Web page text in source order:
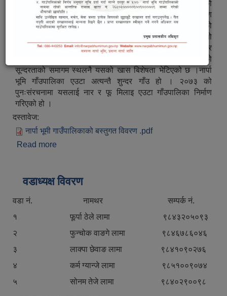
नार्पा भूमि गाँउपालिका एउटा अत्यन्तै सुन्दर गाँउ हो । २०७३ को
पुनःसंरचनामा यसलाई नार र फु मिलाइ एउटा गाँउपालिका निर्माण
गरिएको हो । यो गाँउलाई सन २००३ देखि पर्यटकको लागि खोलिएको
थियो । यो गाँउ चिनको नजिक पर्ने भएको र खम्पाहरुले यसलाई आफनो
कार्यक्षेत्र बनाएको पाइन्छ । यहाँ हिमालको सुन्दरता र करीब ११ हजार
फीटको उचाइमा बसेको मानव बस्ती, उत्पादन र मानब जीवन संचालनको
सून्दरताको समागम स्थलनै यसको खास बिशेषता भेटिएको छ ।नार्पा
भूमि गाँउपालिका एउटा अत्यन्तै शुन्दर गाँउ हो । २०७३ को
पुनःसंरचनामा यसलाई नार र फू मिलाइ एउटा गाँउपालिका निर्माण
गरिएको हो ।
दस्तावेज:
नार्पा भूमी गाउँपालिकाको बस्तुगत विवरण .pdf
Read more
वडाध्यक्ष विवरण
वडा नं. नामथर सम्पर्क नं.
१ फूर्पा ठेले लामा ९८४३२०५०९३
२ फुन्चोक वाङगे लामा ९८४६७८६०४६
३ लाक्पा छेवाङ लामा ९८४१०९०२७६
४ कर्म ग्यान्जे लामा ९८५१००९०७४
५ सोनम तेजे लामा ९८४०२९००९८